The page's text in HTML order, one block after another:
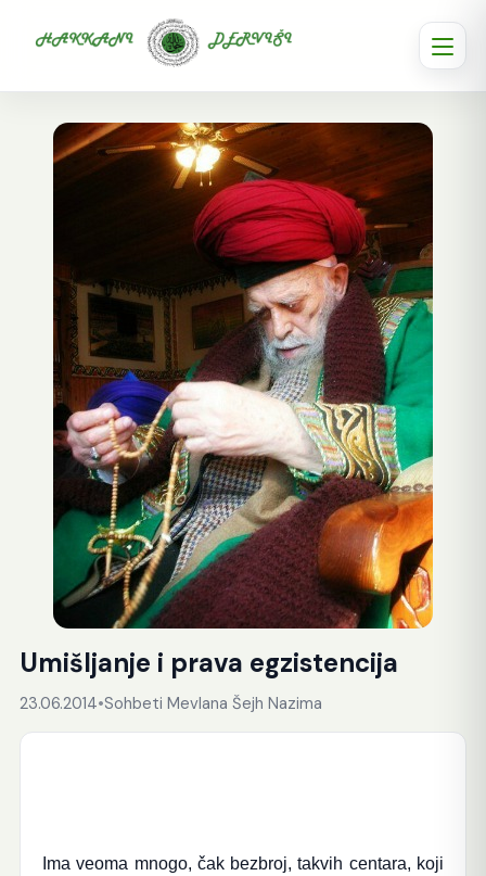
Umišljanje i prava egzistencija
23.06.2014•Sohbeti Mevlana Šejh Nazima
Ima veoma mnogo, čak bezbroj, takvih centara, koji